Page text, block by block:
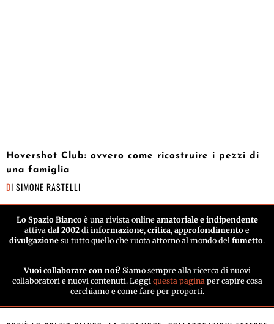
Hovershot Club: ovvero come ricostruire i pezzi di
una famiglia
DI SIMONE RASTELLI
Lo Spazio Biancoè una rivista online amatoriale e indipendente
attiva dal 2002 di informazione, critica, approfondimento e
divulgazione su tutto quello che ruota attorno al mondo del fumetto.
Vuoi collaborare con noi? Siamo sempre alla ricerca di nuovi
collaboratori e nuovi contenuti. Leggi questa paginaper capire cosa
cerchiamo e come fare per proporti.